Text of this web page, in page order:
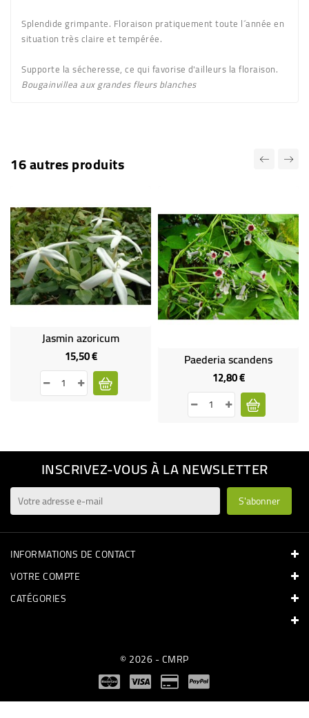
Splendide grimpante. Floraison pratiquement toute l´année en
situation très claire et tempérée.
Supporte la sécheresse, ce qui favorise d'ailleurs la floraison.
Bougainvillea aux grandes fleursblanches
16 autres produits
Jasmin azoricum
15,50 €Prix Paederia scandens
12,80 €Prix
INSCRIVEZ-VOUS À LA NEWSLETTER
INFORMATIONS DE CONTACT
VOTRE COMPTE
CATÉGORIES
© 2026 - CMRP